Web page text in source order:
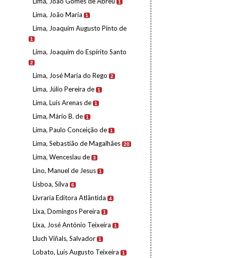
1
Lima, João Maria 1
Lima, Joaquim Augusto Pinto de
1
Lima, Joaquim do Espírito Santo
2
Lima, José Maria do Rego 2
Lima, Júlio Pereira de 1
Lima, Luís Arenas de 1
Lima, Mário B. de 1
Lima, Paulo Conceição de 1
Lima, Sebastião de Magalhães 20
Lima, Wenceslau de 3
Lino, Manuel de Jesus 1
Lisboa, Silva 6
Livraria Editora Atlântida 4
Lixa, Domingos Pereira 1
Lixa, José António Teixeira 1
Lluch Viñals, Salvador 1
Lobato, Luís Augusto Teixeira 1